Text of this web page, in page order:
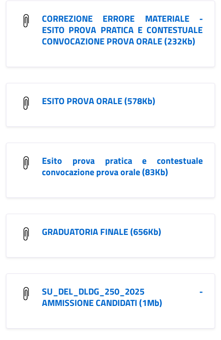
CORREZIONE ERRORE MATERIALE -
ESITO PROVA PRATICA E CONTESTUALE
CONVOCAZIONE PROVA ORALE (232Kb)
ESITO PROVA ORALE (578Kb)
Esito prova pratica e contestuale
convocazione prova orale (83Kb)
GRADUATORIA FINALE (656Kb)
SU_DEL_DLDG_250_2025 -
AMMISSIONE CANDIDATI (1Mb)